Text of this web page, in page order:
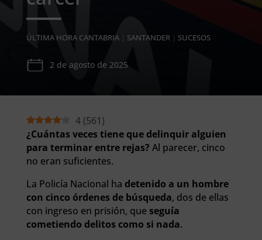
ÚLTIMA HORA CANTABRIA| SANTANDER| SUCESOS
2 de agosto de 2025
4 (561)
¿Cuántas veces tiene que delinquir alguien
para terminar entre rejas? Al parecer, cinco
no eran suficientes.
La Policía Nacional ha detenido a un hombre
con cinco órdenes de búsqueda, dos de ellas
con ingreso en prisión, que seguía
cometiendo delitos como si nada.